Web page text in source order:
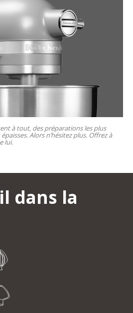
à tout, des préparations les plus
Alors n’hésitez plus. Offrez à
lui.
dans la